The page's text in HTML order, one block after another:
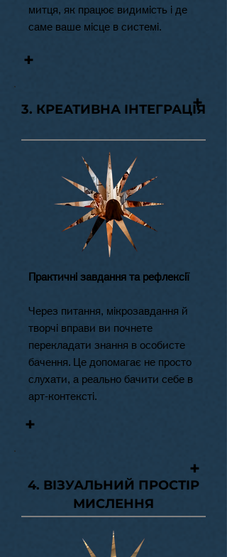
митця, як працює видимість і де
саме ваше місце в системі.
+
3. КРЕАТИВНА ІНТЕГРАЦІЯ
+
Практичні завдання та рефлексії
Через питання, мікрозавдання й
творчі вправи ви почнете
перекладати знання в особисте
бачення. Це допомагає не просто
слухати, а реально бачити себе в
арт-контексті.
+
4. ВІЗУАЛЬНИЙ ПРОСТІР
МИСЛЕННЯ
+